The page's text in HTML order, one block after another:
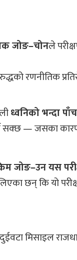
जोङ–चोनले
रणनीतिक
ध्वनिको भन्दा
सक्छ — जसका
जोङ–उन यस
छन् कि यो
मिसाइल